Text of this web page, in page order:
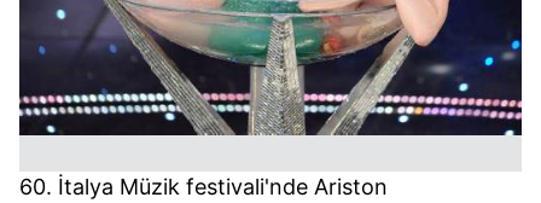
60. İtalya Müzik festivali'nde Ariston